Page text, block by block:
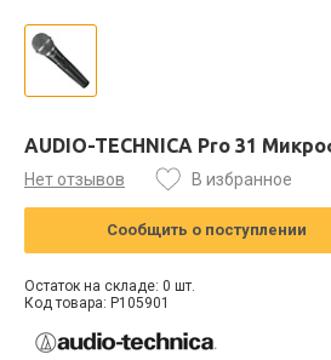
AUDIO-TECHNICA Pro 31
Нет отзывов В избранное
Сообщить о поступлении
Остаток на складе: 0 шт.
Код товара: P105901